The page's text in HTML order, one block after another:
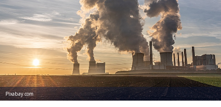
Pixabay.com